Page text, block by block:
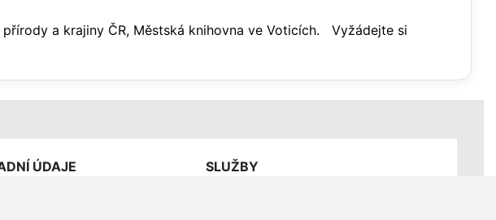
a krajiny ČR, Městská knihovna ve Voticích. Vyžádejte si
ÚDAJE
SLUŽBY